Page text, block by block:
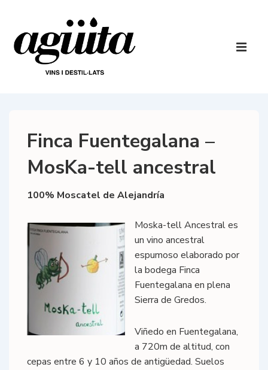
contenido
principal
Finca Fuentegalana –
MosKa-tell ancestral
100% Moscatel de Alejandría
Moska-tell Ancestral es
un vino ancestral
espumoso elaborado por
la bodega Finca
Fuentegalana en plena
Sierra de Gredos.
Viñedo en Fuentegalana,
a 720m de altitud, con
cepas entre 6 y 10 años de antigüedad. Suelos